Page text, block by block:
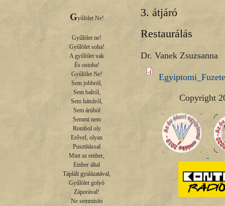
Gyűlölet Ne!
Gyűlölet ne!
Gyűlölet soha!
A gyűlölet vak
És ostoba!
Gyűlölet Ne!
Sem jobbról,
Sem balról,
Sem hátulról,
Sem árúból
Semmi nem
Rombol oly
Erővel, olyan
Pusztítással
Mint az ember,
Ember által
Táplált gyalázatával,
Gyűlölet golyó
Záporával!
Ne semmisíts
3. átjáró
Restaurálás
Dr. Vanek Zsuzsanna
Copyright